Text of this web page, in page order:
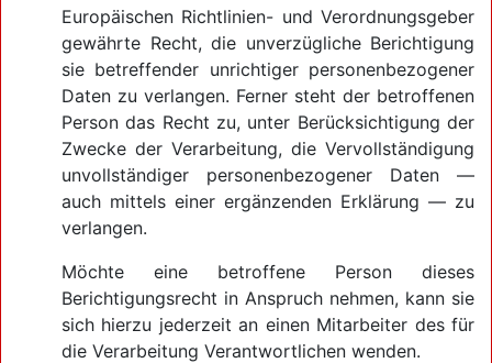
Europäischen Richtlinien- und Verordnungsgeber
gewährte Recht, die unverzügliche Berichtigung
sie betreffender unrichtiger personenbezogener
Daten zu verlangen. Ferner steht der betroffenen
Person das Recht zu, unter Berücksichtigung der
Zwecke der Verarbeitung, die Vervollständigung
unvollständiger personenbezogener Daten —
auch mittels einer ergänzenden Erklärung — zu
verlangen.
Möchte eine betroffene Person dieses
Berichtigungsrecht in Anspruch nehmen, kann sie
sich hierzu jederzeit an einen Mitarbeiter des für
die Verarbeitung Verantwortlichen wenden.